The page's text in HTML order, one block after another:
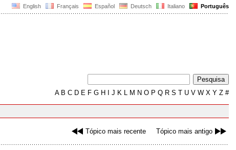
English Français Español Deutsch Italiano Português
AB C D E F G H J K L M N O P Q R S T U V W X Y Z #
Tópico mais recente Tópico mais antigo